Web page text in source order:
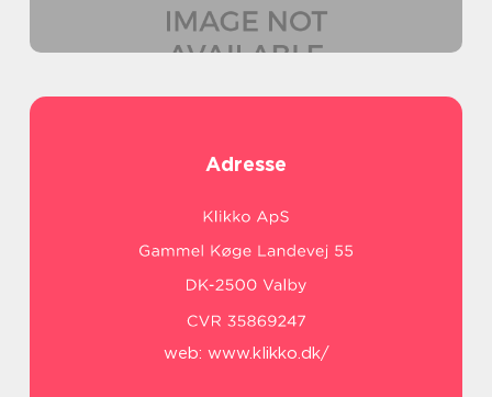
Adresse
web: www.klikko.dk/